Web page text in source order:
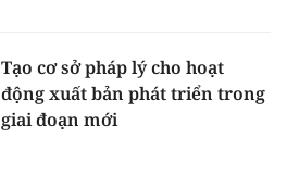
Tạo cơ sở pháp lý cho hoạt
động xuất bản phát triển trong
giai đoạn mới